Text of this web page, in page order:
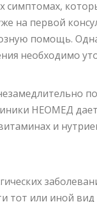
симптомах,
на первой
помощь.
необходимо
НЕОМЕД
и
тот или иной вид